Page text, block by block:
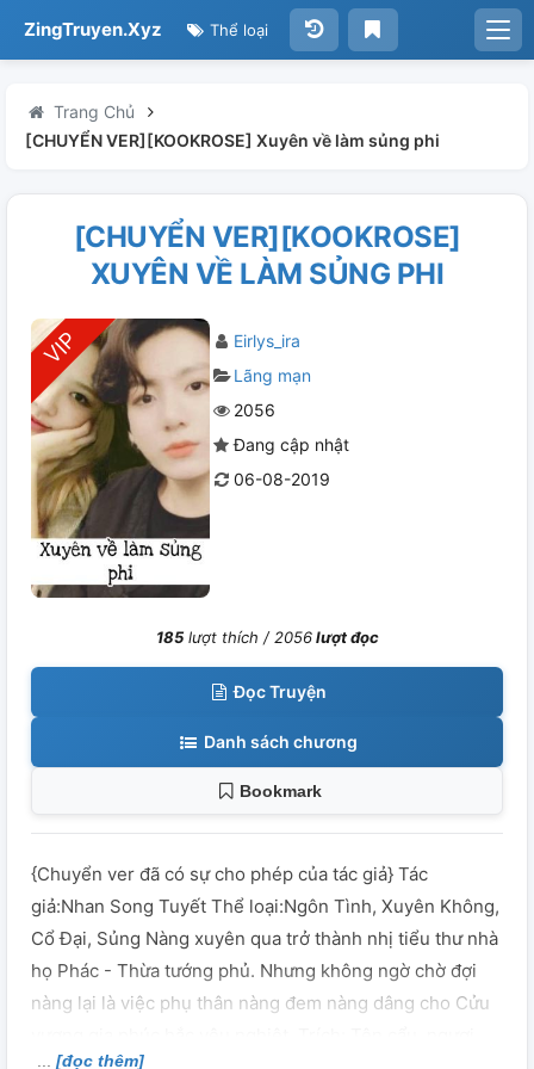
ZingTruyen.Xyz Thể loại
Trang Chủ
[CHUYỂN VER][KOOKROSE] Xuyên về làm sủng phi
[CHUYỂN VER][KOOKROSE]
XUYÊN VỀ LÀM SỦNG PHI
Eirlys_ira
Lãng mạn
2056
Đang cập nhật
06-08-2019
185lượt thích /2056lượt đọc
Đọc Truyện
Danh sách chương
Bookmark
{Chuyển ver đã có sự cho phép của tác giả} Tác
giả:Nhan Song Tuyết Thể loại:Ngôn Tình, Xuyên Không,
Cổ Đại, Sủng Nàng xuyên qua trở thành nhị tiểu thư nhà
họ Phác - Thừa tướng phủ. Nhưng không ngờ chờ đợi
nàng lại là việc phụ thân nàng đem nàng dâng cho Cửu
[đọc thêm]